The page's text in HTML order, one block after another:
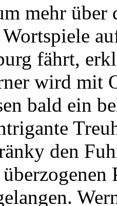
mehr über
fährt,
wird mit
bald ein
den